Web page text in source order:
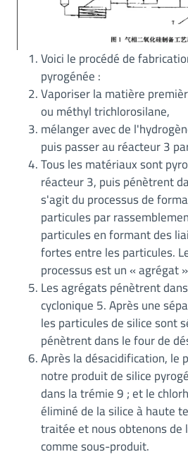
Voici le procédé de
pyrogénée :
Vaporiser la matière
ou méthyl trichlorosilane,
mélanger avec de
puis passer au réacteur 3
Tous les matériaux sont
réacteur 3, puis pénètrent
s'agit du processus de
particules par
particules en formant des
fortes entre les particules.
processus est un « agrégat »
Les agrégats pénètrent
cyclonique 5. Après une
les particules de silice sont
pénètrent dans le four de
Après la désacidification, le
notre produit de silice
dans la trémie 9 ; et le
éliminé de la silice à haute
traitée et nous obtenons de
comme sous-produit.